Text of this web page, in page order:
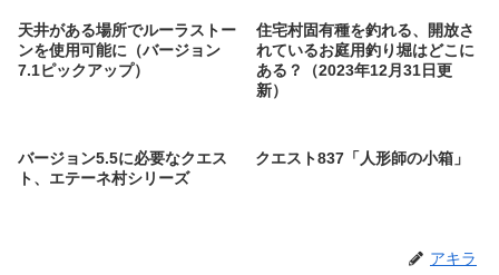
天井がある場所でルーラストー
ンを使用可能に（バージョン
7.1ピックアップ）
住宅村固有種を釣れる、開放さ
れているお庭用釣り堀はどこに
ある？（2023年12月31日更
新）
バージョン5.5に必要なクエス
ト、エテーネ村シリーズ
クエスト837「人形師の小箱」
アキラ